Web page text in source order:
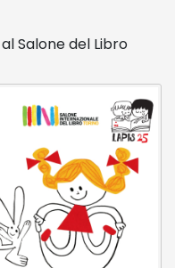
Salone del Libro